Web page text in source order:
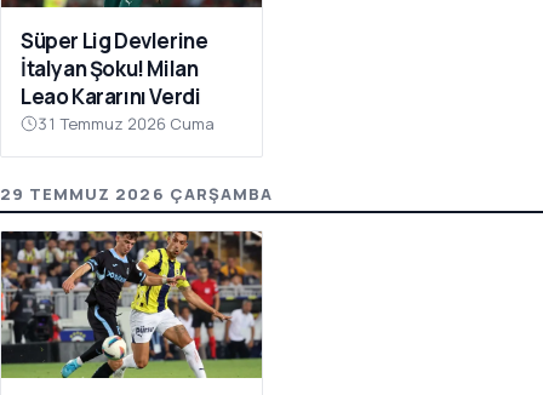
Süper Lig Devlerine
İtalyan Şoku! Milan
Leao Kararını Verdi
31 Temmuz 2026 Cuma
29 TEMMUZ 2026 ÇARŞAMBA